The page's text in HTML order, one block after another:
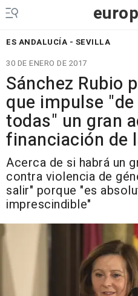
ES ANDALUCÍA - SEVILLA
30 DE ENERO DE 2017
Sánchez Rubio
que impulse
todas" un gran
financiación de
Acerca de si habrá un
contra violencia de
salir" porque "es
imprescindible"